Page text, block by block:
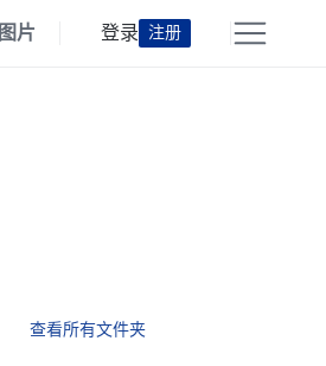
图片 登录 注册
查看所有文件夹